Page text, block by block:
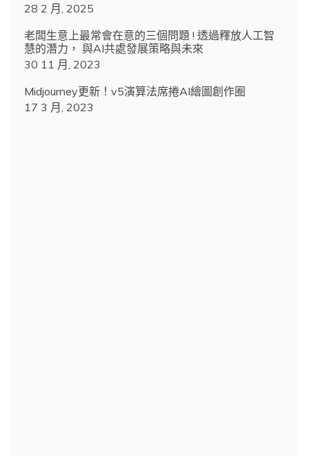
28 2 月, 2025
老闆生意上最常會在意的三個問題 ! 透過釋放人工智
慧的潛力， 與AI共處發展策略與未來
30 11 月, 2023
Midjourney更新！v5演算法席捲AI繪圖創作圈
17 3 月, 2023